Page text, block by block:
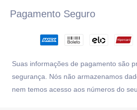
Pagamento Seguro
Suas informações de pagamento são
segurança. Nós não armazenamos
nem temos acesso aos números do